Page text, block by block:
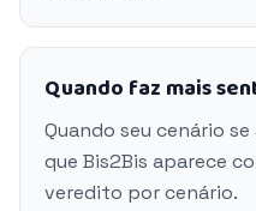
Quando faz mais
Quando seu cenário
que Bis2Bis aparece
veredito por cenário.